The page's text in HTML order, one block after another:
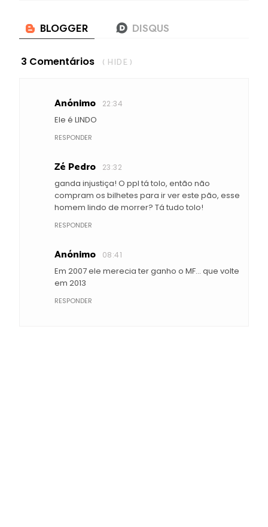
3 Comentários ( HIDE )
Anónimo 22:34
Ele é LINDO
RESPONDER
Zé Pedro 23:32
ganda injustiça! O ppl tá tolo, então não
compram os bilhetes para ir ver este pão, esse
homem lindo de morrer? Tá tudo tolo!
RESPONDER
Anónimo 08:41
Em 2007 ele merecia ter ganho o MF... que volte
em 2013
RESPONDER